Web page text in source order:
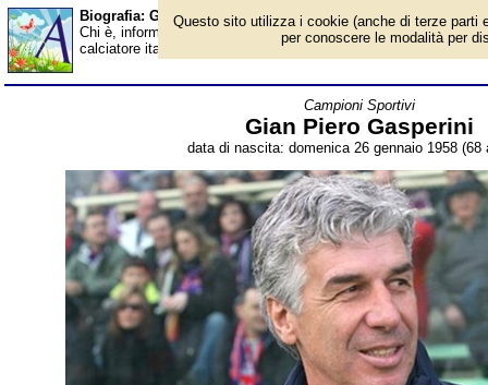
Biografia: Gian Piero Gasperini - età - Almanacco
Chi è, informazioni, foto, qual è la data di nascita, età, dove è
calciatore italiano, allenatore, commentatore televisivo. Breve
Campioni Sportivi
Gian Piero Gasperini
data di nascita: domenica 26 gennaio 1958 (68
Questo sito utilizza i cookie (anche di terze parti
per conoscere le modalità per